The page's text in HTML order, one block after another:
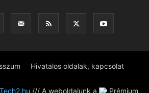
Hivatalos oldalak, kapcsolat
Tech2.hu /// A weboldalunk a Prémium